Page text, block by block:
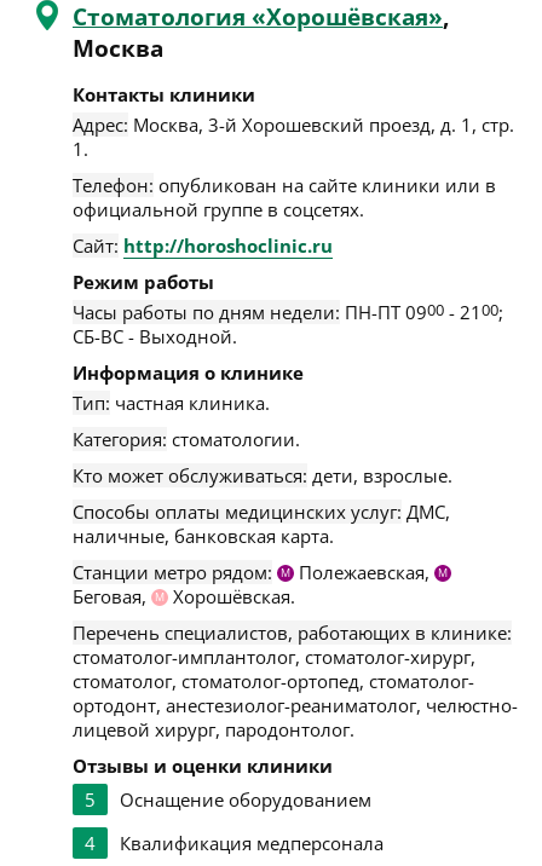
Стоматология «Хорошёвская»,
Москва
Контакты клиники
Адрес: Москва, 3-й Хорошевский проезд, д. 1, стр.
1 .
Телефон: опубликован на сайте клиники или в
официальной группе в соцсетях.
Сайт: http://horoshoclinic.ru
Режим работы
Часы работы по дням недели: ПН-ПТ 0900 - 2100;
СБ-ВС - Выходной.
Информация о клинике
Тип: частная клиника.
Категория: стоматологии.
Кто может обслуживаться: дети, взрослые.
Способы оплаты медицинских услуг: ДМС,
наличные, банковская карта.
Станции метро рядом:
М Полежаевская, М
Беговая, М
Хорошёвская.
Перечень специалистов, работающих в клинике:
стоматолог-имплантолог, стоматолог-хирург,
стоматолог, стоматолог-ортопед, стоматолог-
ортодонт, анестезиолог-реаниматолог, челюстно-
лицевой хирург, пародонтолог.
Отзывы и оценки клиники
5
Оснащение оборудованием
4
Квалификация медперсонала